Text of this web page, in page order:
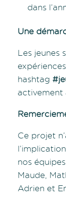
dans
Une
Les jeunes
hashtag
activement
Ce projet
nos
Maude,
Adrien et